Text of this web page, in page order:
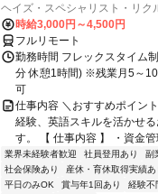
ヘイズ・スペシャリスト・リク
時給3,000円～4,500円
フルリモート
勤務時間 フレックスタイム
分 休憩1時間) ※残業月5～
可
仕事内容 ＼おすすめポイン
経験、英語スキルを活かせ
す。 【 仕事内容 】 ・資金
業界未経験者歓迎 社員登用あり 副
社会保険あり
産休・育休取得実績あ
平日のみOK
賞与年1回あり 経験不